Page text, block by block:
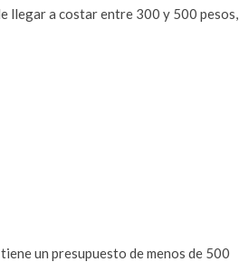
llegar a costar entre 300 y 500 pesos,
un presupuesto de menos de 500